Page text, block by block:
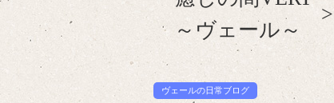
>
ヴェールの日常ブログ